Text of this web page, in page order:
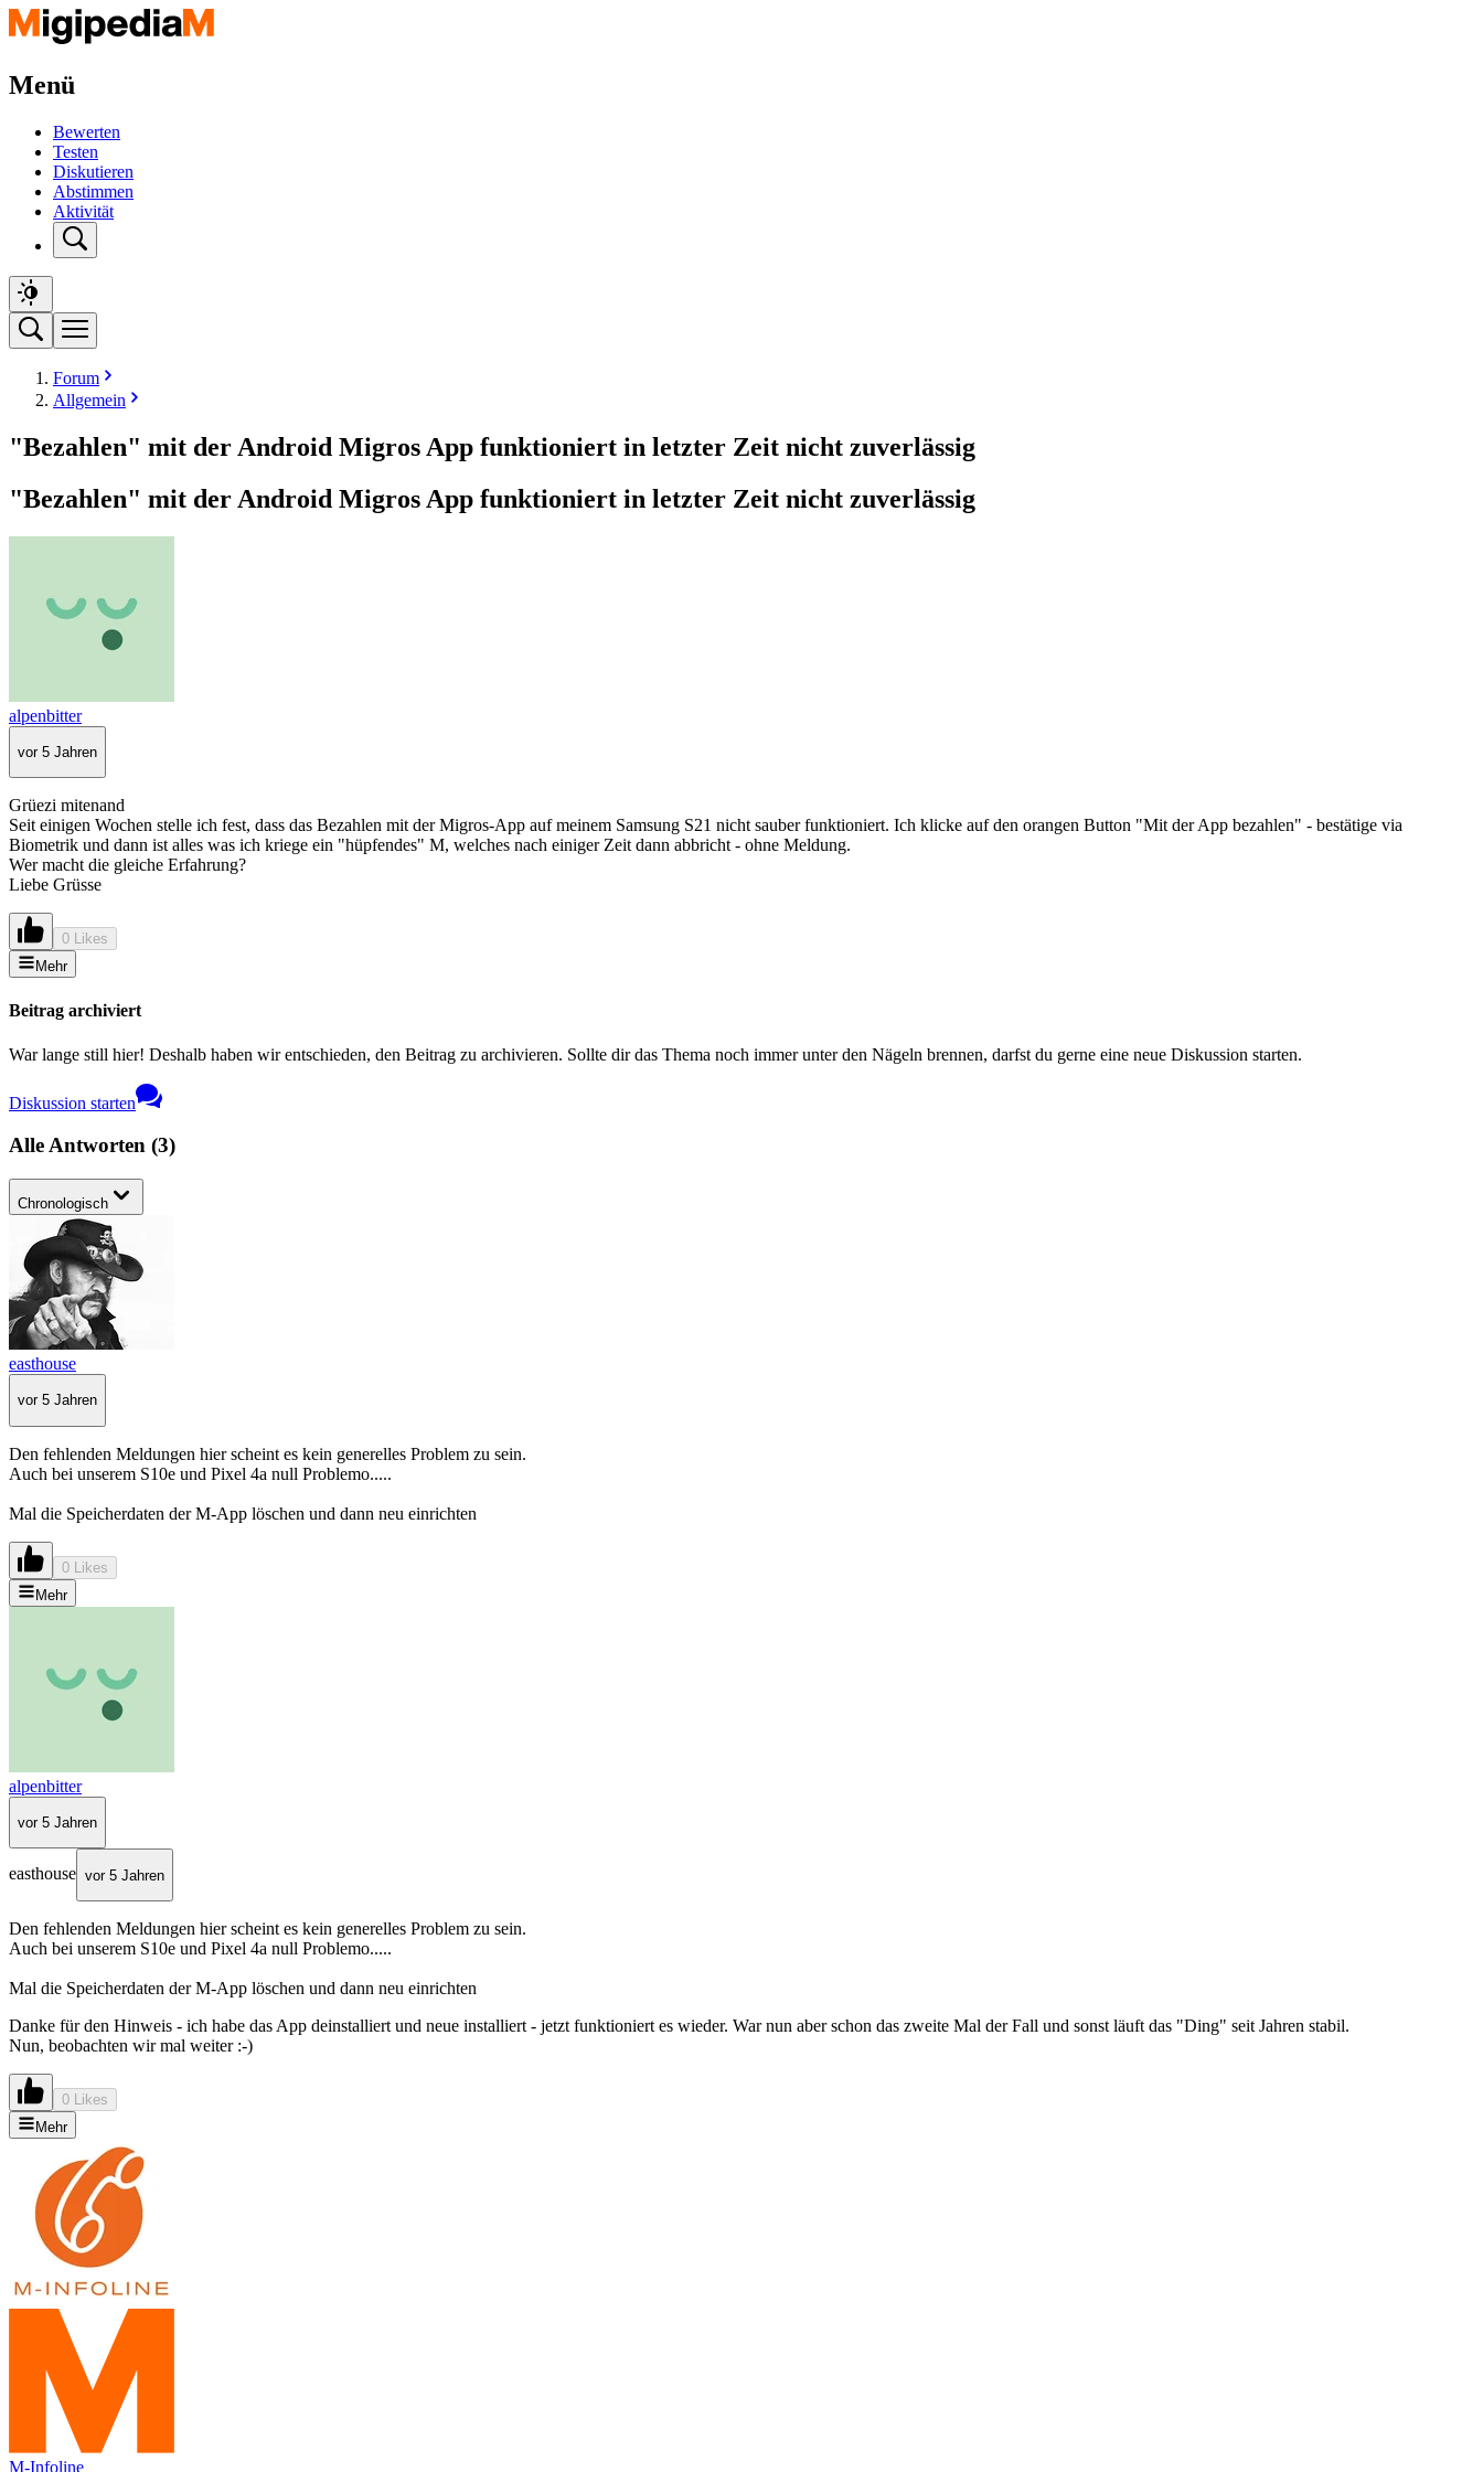
Menü
Bewerten
Testen
Diskutieren
Abstimmen
Aktivität
Forum
Allgemein
"Bezahlen" mit der Android Migros App funktioniert in letzter Zeit nicht zuverlässig
"Bezahlen" mit der Android Migros App funktioniert in letzter Zeit nicht zuverlässig
alpenbitter
vor 5 Jahren
Grüezi mitenand
Seit einigen Wochen stelle ich fest, dass das Bezahlen mit der Migros-App auf meinem Samsung S21 nicht sauber funktioniert. Ich klicke auf den orangen Button "Mit der App bezahlen" - bestätige via
Biometrik und dann ist alles was ich kriege ein "hüpfendes" M, welches nach einiger Zeit dann abbricht - ohne Meldung.
Wer macht die gleiche Erfahrung?
Liebe Grüsse
0 Likes
Mehr
Beitrag archiviert
War lange still hier! Deshalb haben wir entschieden, den Beitrag zu archivieren. Sollte dir das Thema noch immer unter den Nägeln brennen, darfst du gerne eine neue Diskussion starten.
Diskussion starten
Alle Antworten (3)
Chronologisch
easthouse
vor 5 Jahren
Den fehlenden Meldungen hier scheint es kein generelles Problem zu sein.
Auch bei unserem S10e und Pixel 4a null Problemo.....
Mal die Speicherdaten der M-App löschen und dann neu einrichten
0 Likes
Mehr
alpenbitter
vor 5 Jahren
easthouse vor 5 Jahren
Den fehlenden Meldungen hier scheint es kein generelles Problem zu sein.
Auch bei unserem S10e und Pixel 4a null Problemo.....
Mal die Speicherdaten der M-App löschen und dann neu einrichten
Danke für den Hinweis - ich habe das App deinstalliert und neue installiert - jetzt funktioniert es wieder. War nun aber schon das zweite Mal der Fall und sonst läuft das "Ding" seit Jahren stabil.
Nun, beobachten wir mal weiter :-)
0 Likes
Mehr
M-Infoline